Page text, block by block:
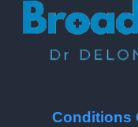
Conditions